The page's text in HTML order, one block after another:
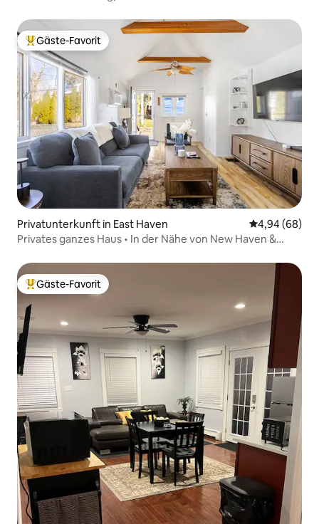
Beliebter Gäste-Favorit.
Gäste-Favorit
Privatunterkunft in East Haven
4,94 (68)
Privates ganzes Haus • In der Nähe von New Haven &
Beliebter Gäste-Favorit.
Gäste-Favorit